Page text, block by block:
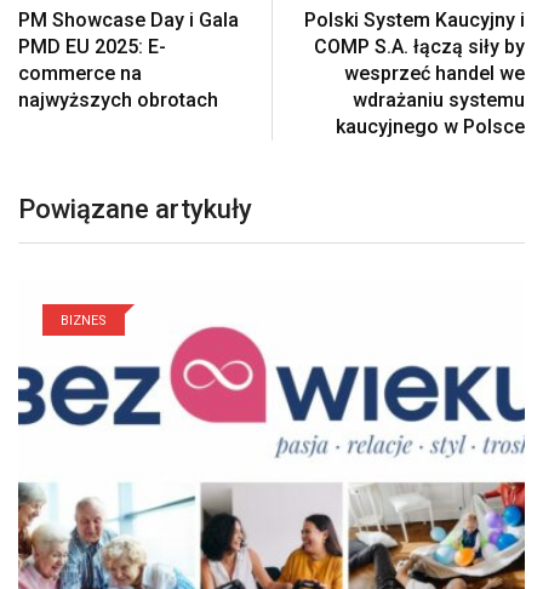
PM Showcase Day i Gala
PMD EU 2025: E-
commerce na
najwyższych obrotach
Polski System Kaucyjny i
COMP S.A. łączą siły by
wesprzeć handel we
wdrażaniu systemu
kaucyjnego w Polsce
Powiązane artykuły
BIZNES